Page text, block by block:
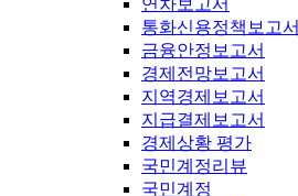
연차보고서
통화신용정책보고서
금융안정보고서
경제전망보고서
지역경제보고서
지급결제보고서
경제상황 평가
국민계정리뷰
국민계정